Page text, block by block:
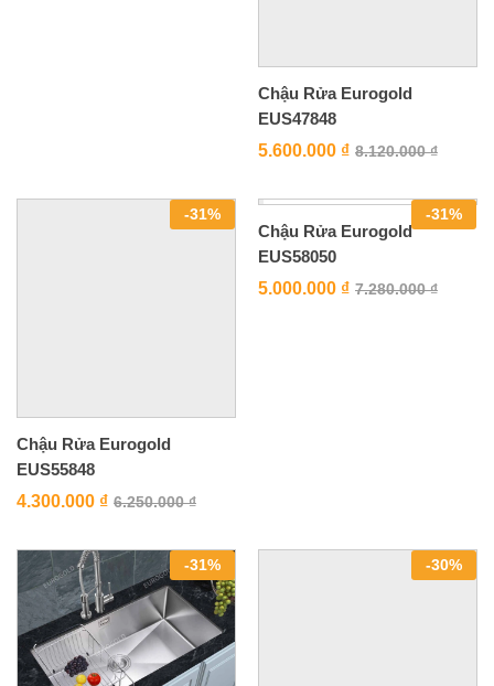
Chậu Rửa Eurogold
EUS47848
5.600.000 ₫ 8.120.000₫
-31%
Chậu Rửa Eurogold
EUS55848
4.300.000 ₫ 6.250.000₫
-31%
Chậu Rửa Eurogold
EUS58050
5.000.000 ₫ 7.280.000₫
-31% -30%